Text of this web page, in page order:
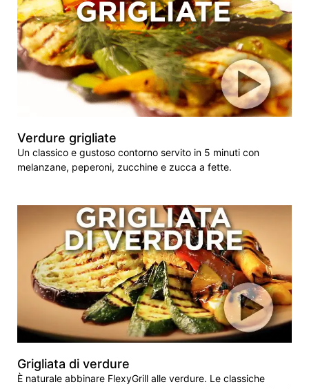
Verdure grigliate
Un classico e gustoso contorno servito in 5 minuti con
melanzane, peperoni, zucchine e zucca a fette.
Grigliata di verdure
È naturale abbinare FlexyGrill alle verdure. Le classiche